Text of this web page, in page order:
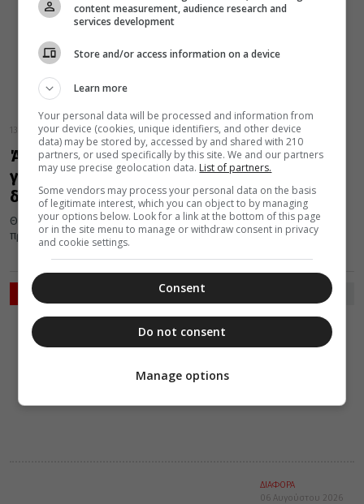
13 Δεκεμβρίου 2016
Άγιος Ιωάννης Χρυσόστομος: Να λες στην
γυναίκα σου ότι την αγαπάς και να της το
δείχνεις
Θεού πλάσμα είναι η γυναίκα. Με την αποστροφή σου δεν
προσβάλλεις εκείνην, αλλά το Δημιουργό της. Τι δικό της...
ΡΟΗ ΕΙΔΗΣΕΩΝ
06 Αυγούστου 2026
ΔΙΑΦΟΡΑ
06 Αυγούστου 2026
content measurement, audience research and
services development
Store and/or access information on a device
Learn more
Your personal data will be processed and information from
your device (cookies, unique identifiers, and other device
data) may be stored by, accessed by and shared with 210
partners, or used specifically by this site. We and our partners
may use precise geolocation data. List of partners.
Some vendors may process your personal data on the basis
of legitimate interest, which you can object to by managing
your options below. Look for a link at the bottom of this page
or in the site menu to manage or withdraw consent in privacy
and cookie settings.
Consent
Do not consent
Manage options